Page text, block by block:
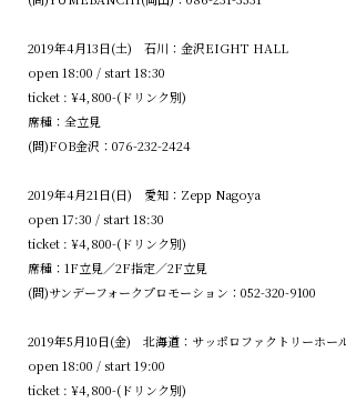
2019年4月13日(土) 石川：金沢EIGHT HALL
open 18:00 / start 18:30
ticket : ¥4,800-(ドリンク別)
席種：全立見
(問)FOB金沢：076-232-2424
2019年4月21日(日) 愛知：Zepp Nagoya
open 17:30 / start 18:30
ticket : ¥4,800-(ドリンク別)
席種：1F立見／2F指定／2F立見
(問)サンデーフォークプロモーション：052-320-9100
2019年5月10日(金) 北海道：サッポロファクトリーホー
open 18:00 / start 19:00
ticket : ¥4,800-(ドリンク別)